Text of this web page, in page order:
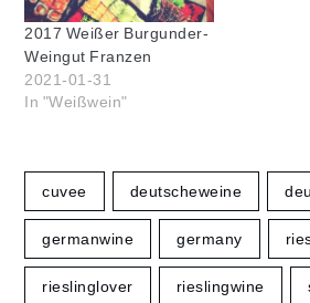
2017 Weißer Burgunder-
Weingut Franzen
2021-01-31
In "Weißwein"
cuvee deutscheweine
germanwine germany
rieslinglover rieslingwine